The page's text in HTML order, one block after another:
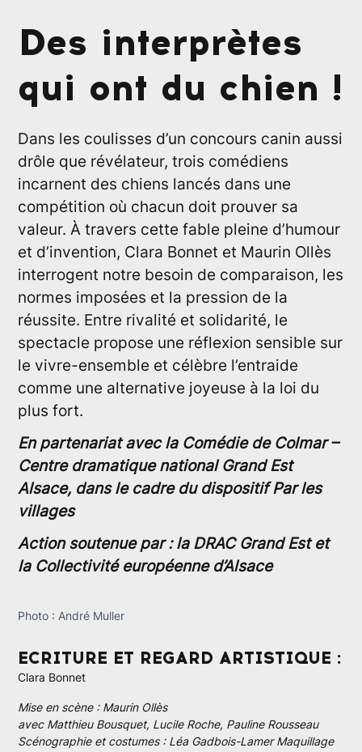
Des interprètes
qui ont du chien !
Dans les coulisses d’un concours canin aussi
drôle que révélateur, trois comédiens
incarnent des chiens lancés dans une
compétition où chacun doit prouver sa
valeur. À travers cette fable pleine d’humour
et d’invention, Clara Bonnet et Maurin Ollès
interrogent notre besoin de comparaison, les
normes imposées et la pression de la
réussite. Entre rivalité et solidarité, le
spectacle propose une réflexion sensible sur
le vivre-ensemble et célèbre l’entraide
comme une alternative joyeuse à la loi du
plus fort.
En partenariat avec la Comédie de Colmar –
Centre dramatique national Grand Est
Alsace, dans le cadre du dispositif Par les
villages
Action soutenue par : la DRAC Grand Est et
la Collectivité européenne d’Alsace
Photo : André Muller
ECRITURE ET REGARD ARTISTIQUE :
Clara Bonnet
Mise en scène : Maurin Ollès
avec Matthieu Bousquet, Lucile Roche, Pauline Rousseau
Scénographie et costumes : Léa Gadbois-Lamer Maquillage